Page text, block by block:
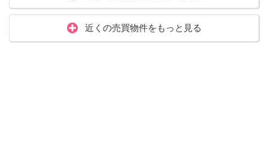
近くの売買物件をもっと見る